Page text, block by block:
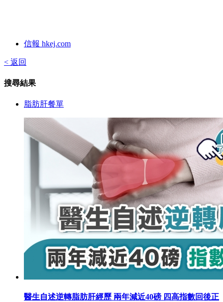
信報 hkej.com
< 返回
搜尋結果
脂肪肝餐單
醫生自述逆轉脂肪肝經歷 兩年減近40磅 四高指數回後正